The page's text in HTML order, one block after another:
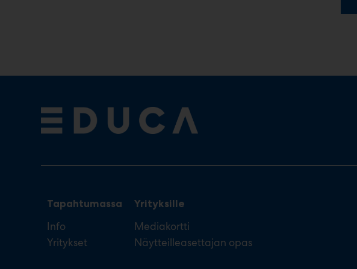
Tapahtumassa
Info
Yritykset
Yrityksille
Mediakortti
Näytteilleasettajan opas